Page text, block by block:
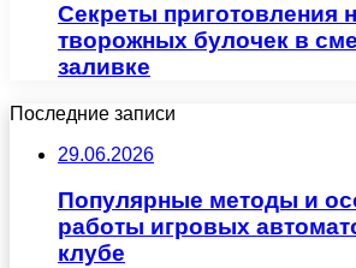
Секреты приготовления
творожных булочек в
заливке
Последние записи
29.06.2026
Популярные методы и
работы игровых
клубе